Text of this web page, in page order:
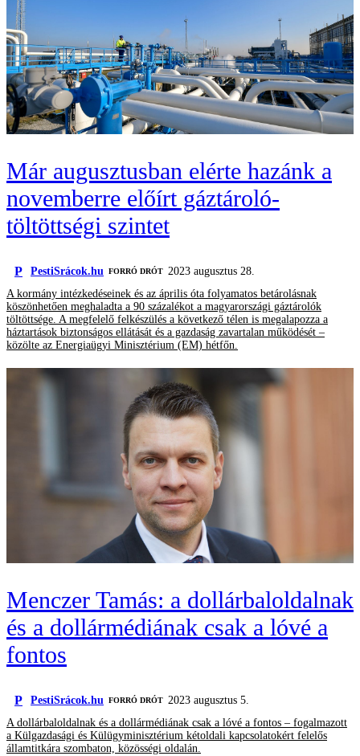
Már augusztusban elérte hazánk a
novemberre előírt gáztároló-
töltöttségi szintet
P PestiSrácok.hu FORRÓ DRÓT 2023 augusztus 28.
A kormány intézkedéseinek és az április óta folyamatos betárolásnak
köszönhetően meghaladta a 90 százalékot a magyarországi gáztárolók
töltöttsége. A megfelelő felkészülés a következő télen is megalapozza a
háztartások biztonságos ellátását és a gazdaság zavartalan működését –
közölte az Energiaügyi Minisztérium (EM) hétfőn.
Menczer Tamás: a dollárbaloldalnak
és a dollármédiának csak a lóvé a
fontos
P PestiSrácok.hu FORRÓ DRÓT 2023 augusztus 5.
A dollárbaloldalnak és a dollármédiának csak a lóvé a fontos – fogalmazott
a Külgazdasági és Külügyminisztérium kétoldali kapcsolatokért felelős
államtitkára szombaton, közösségi oldalán.